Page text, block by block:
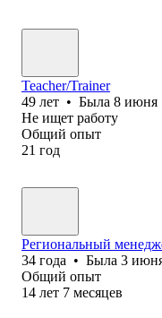
Teacher/Trainer
49 лет • Была 8 июня
Не ищет работу
Общий опыт
21 год
Региональный
34 года • Была 3
Общий опыт
14 лет 7 месяцев